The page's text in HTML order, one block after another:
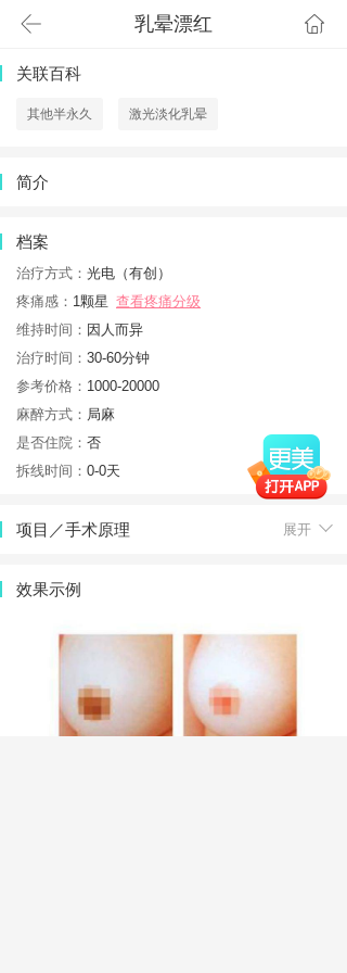
首页
乳晕漂红
关联百科
其他半永久 激光淡化乳晕
简介
档案
治疗方式： 光电（有创）
疼痛感： 1颗星 查看疼痛分级
维持时间： 因人而异
治疗时间： 30-60分钟
参考价格： 1000-20000
麻醉方式： 局麻
是否住院： 否
拆线时间： 0-0天
项目／手术原理 展开
效果示例